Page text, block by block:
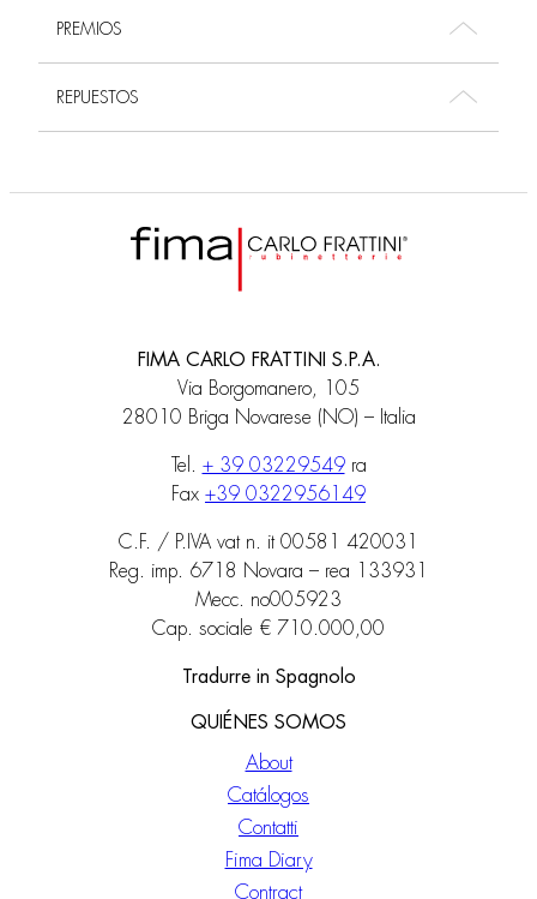
PREMIOS
REPUESTOS
FIMA CARLO FRATTINI S.P.A.
Via Borgomanero, 105
28010 Briga Novarese (NO) – Italia
Tel. + 39 03229549ra
Fax +39 0322956149
C.F. / P.IVA vat n. it 00581 420031
Reg. imp. 6718 Novara – rea 133931
Mecc. no005923
Cap. sociale € 710.000,00
Tradurre in Spagnolo
QUIÉNES SOMOS
About
Catálogos
Contatti
Fima Diary
Contract